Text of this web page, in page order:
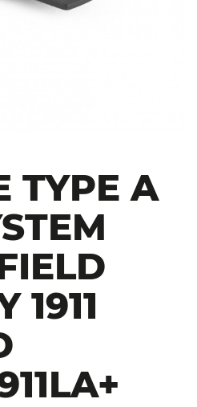
TYPE A
1911